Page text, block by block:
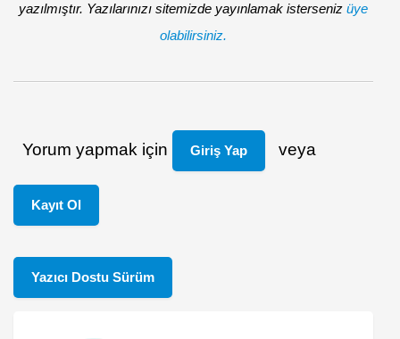
yazılmıştır. Yazılarınızı sitemizde yayınlamak isterseniz üye
olabilirsiniz.
Yorum yapmak için Giriş Yap veya
Kayıt Ol
Yazıcı Dostu Sürüm